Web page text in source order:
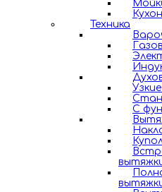
Техника
С